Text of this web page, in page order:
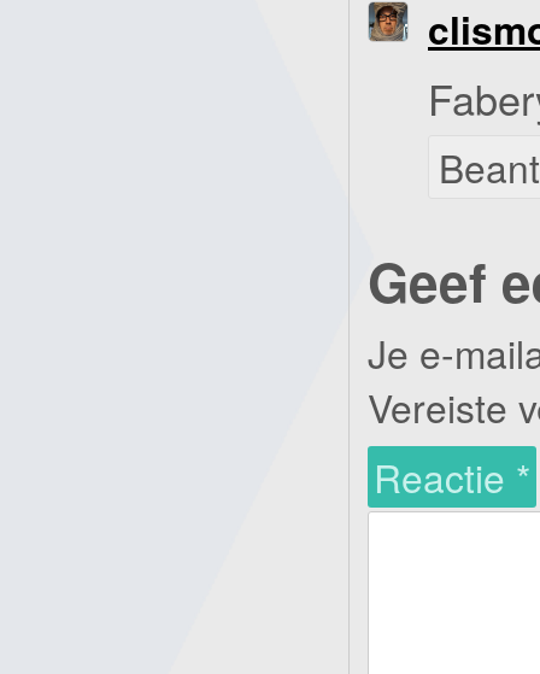
Geef
Je e-
Vereiste
Reactie *